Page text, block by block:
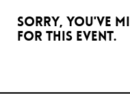
Sorry, you've
for this event.